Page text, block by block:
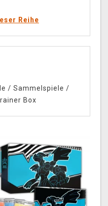
Reihe
/ Sammelspiele /
Box